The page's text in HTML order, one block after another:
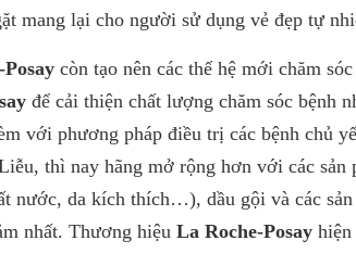
mang lại cho người sử dụng vẻ đẹp tự
còn tạo nên các thế hệ mới chăm
để cải thiện chất lượng chăm sóc bệnh
với phương pháp điều trị các bệnh chủ
thì nay hãng mở rộng hơn với các sản
nước, da kích thích…), dầu gội và các
nhất. Thương hiệu La Roche-Posayhiện